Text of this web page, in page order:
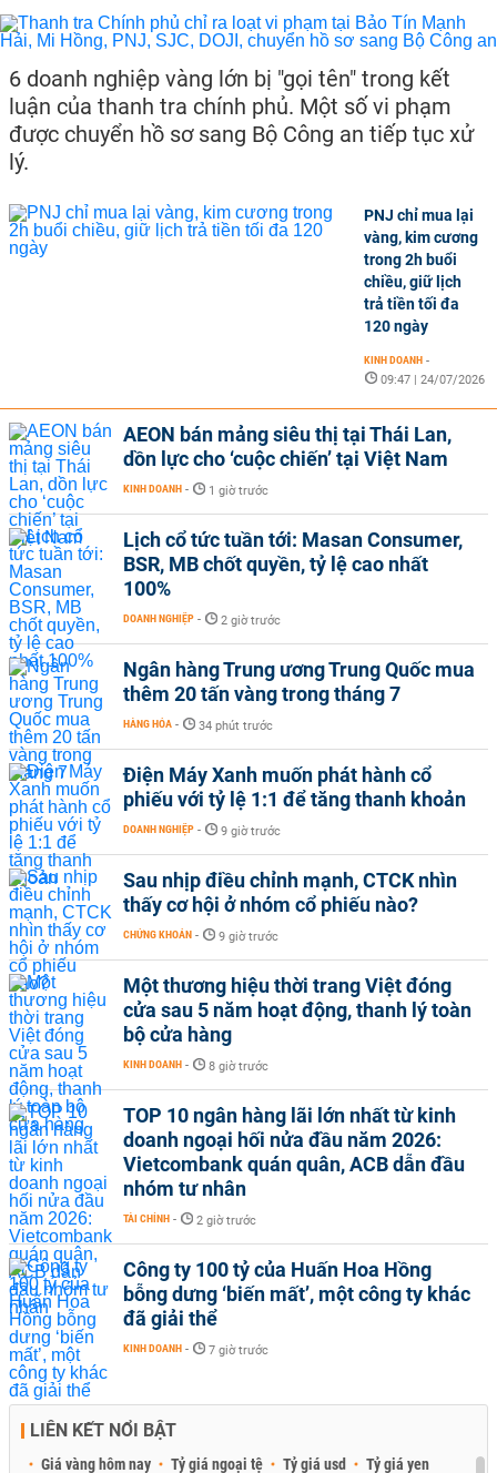
6 doanh nghiệp vàng lớn bị "gọi tên" trong kết
luận của thanh tra chính phủ. Một số vi phạm
được chuyển hồ sơ sang Bộ Công an tiếp tục xử
lý.
PNJ chỉ mua lại
vàng, kim cương
trong 2h buổi
chiều, giữ lịch
trả tiền tối đa
120 ngày
KINH DOANH -
09:47 | 24/07/2026
AEON bán mảng siêu thị tại Thái Lan,
dồn lực cho ‘cuộc chiến’ tại Việt Nam
KINH DOANH - 1 giờ trước
Lịch cổ tức tuần tới: Masan Consumer,
BSR, MB chốt quyền, tỷ lệ cao nhất
100%
DOANH NGHIỆP - 2 giờ trước
Ngân hàng Trung ương Trung Quốc mua
thêm 20 tấn vàng trong tháng 7
HÀNG HÓA - 34 phút trước
Điện Máy Xanh muốn phát hành cổ
phiếu với tỷ lệ 1:1 để tăng thanh khoản
DOANH NGHIỆP - 9 giờ trước
Sau nhịp điều chỉnh mạnh, CTCK nhìn
thấy cơ hội ở nhóm cổ phiếu nào?
CHỨNG KHOÁN - 9 giờ trước
Một thương hiệu thời trang Việt đóng
cửa sau 5 năm hoạt động, thanh lý toàn
bộ cửa hàng
KINH DOANH - 8 giờ trước
TOP 10 ngân hàng lãi lớn nhất từ kinh
doanh ngoại hối nửa đầu năm 2026:
Vietcombank quán quân, ACB dẫn đầu
nhóm tư nhân
TÀI CHÍNH - 2 giờ trước
Công ty 100 tỷ của Huấn Hoa Hồng
bỗng dưng ‘biến mất’, một công ty khác
đã giải thể
KINH DOANH - 7 giờ trước
LIÊN KẾT NỔI BẬT
Giá vàng hôm nay Tỷ giá ngoại tệ Tỷ giá usd Tỷ giá yen